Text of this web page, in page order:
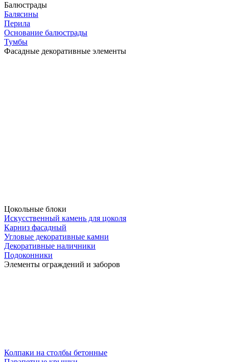
Балюстрады
Балясины
Перила
Основание балюстрады
Тумбы
Фасадные декоративные элементы
Цокольные блоки
Искусственный камень для цоколя
Карниз фасадный
Угловые декоративные камни
Декоративные наличники
Подоконники
Элементы ограждений и заборов
Колпаки на столбы бетонные